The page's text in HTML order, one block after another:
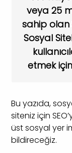
veya 25
sahip olan
Sosyal
etmek
Bu yazıda,
siteniz için
üst sosyal yer
bildireceğiz.